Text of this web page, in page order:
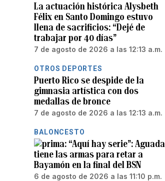
La actuación histórica Alysbeth
Félix en Santo Domingo estuvo
llena de sacrificios: “Dejé de
trabajar por 40 días”
7 de agosto de 2026 a las 12:13 a.m.
OTROS DEPORTES
Puerto Rico se despide de la
gimnasia artística con dos
medallas de bronce
7 de agosto de 2026 a las 12:13 a.m.
BALONCESTO
“Aquí hay serie”: Aguada
tiene las armas para retar a
Bayamón en la final del BSN
6 de agosto de 2026 a las 11:10 p.m.